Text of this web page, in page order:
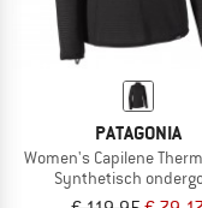
PATAGONIA
Women's Capilene
Synthetisch